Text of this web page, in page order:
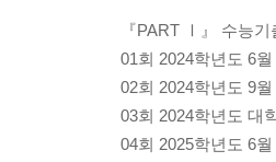
『PART Ⅰ』 수능
01회 2024학년도 6
02회 2024학년도 9
03회 2024학년도 대
04회 2025학년도 6